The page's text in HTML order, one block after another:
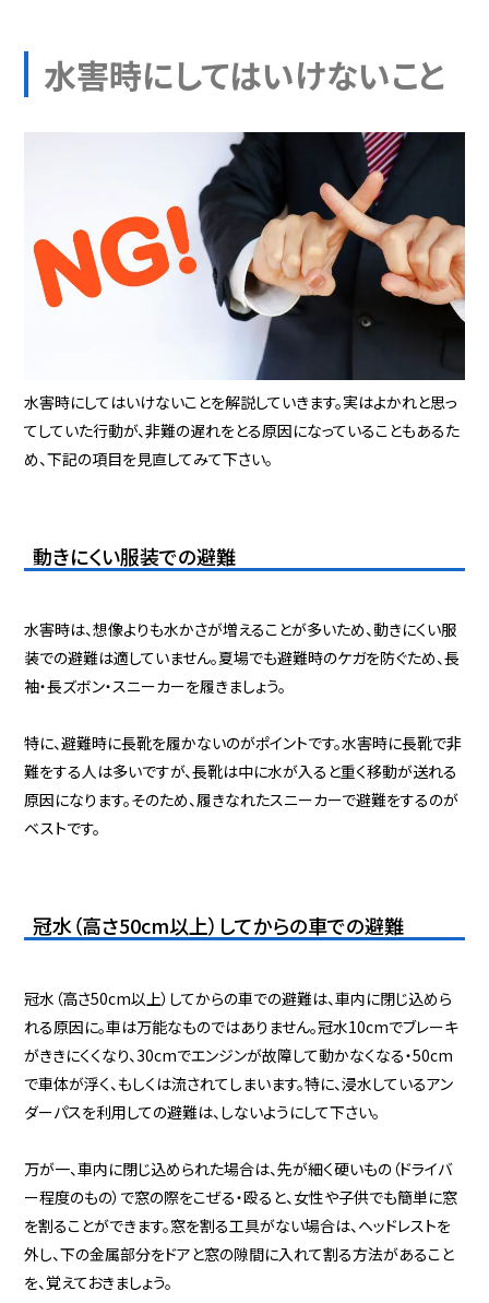
水害時にしてはいけないこと
水害時にしてはいけないことを解説していきます。実はよかれと思っ
てしていた行動が、非難の遅れをとる原因になっていることもあるた
め、下記の項目を見直してみて下さい。
動きにくい服装での避難
水害時は、想像よりも水かさが増えることが多いため、動きにくい服
装での避難は適していません。夏場でも避難時のケガを防ぐため、長
袖・長ズボン・スニーカーを履きましょう。
特に、避難時に長靴を履かないのがポイントです。水害時に長靴で非
難をする人は多いですが、長靴は中に水が入ると重く移動が送れる
原因になります。そのため、履きなれたスニーカーで避難をするのが
ベストです。
冠水（高さ50cm以上）してからの車での避難
冠水（高さ50cm以上）してからの車での避難は、車内に閉じ込めら
れる原因に。車は万能なものではありません。冠水10cmでブレーキ
がききにくくなり、30cmでエンジンが故障して動かなくなる・50cm
で車体が浮く、もしくは流されてしまいます。特に、浸水しているアン
ダーパスを利用しての避難は、しないようにして下さい。
万が一、車内に閉じ込められた場合は、先が細く硬いもの（ドライバ
ー程度のもの）で窓の際をこぜる・殴ると、女性や子供でも簡単に窓
を割ることができます。窓を割る工具がない場合は、ヘッドレストを
外し、下の金属部分をドアと窓の隙間に入れて割る方法があること
を、覚えておきましょう。